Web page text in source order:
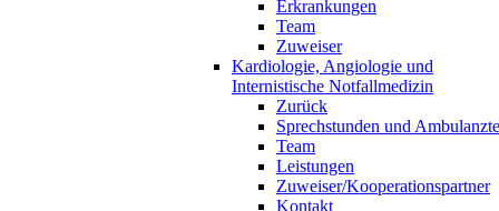
Erkrankungen
Team
Zuweiser
Kardiologie, Angiologie und
Internistische Notfallmedizin
Zurück
Sprechstunden und
Team
Leistungen
Zuweiser/Kooperationspartner
Kontakt